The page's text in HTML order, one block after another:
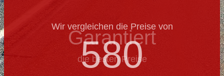
Wir vergleichen die Preise von
580
Garantiert
die besten Preise